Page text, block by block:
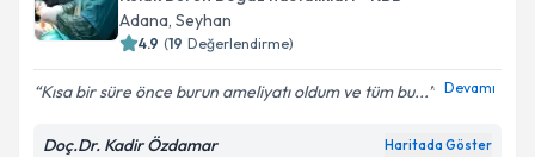
Adana, Seyhan
4.9 (19 Değerlendirme)
Kısa bir süre önce burun ameliyatı oldum ve tüm bu... Devamı
Doç.Dr. Kadir Özdamar Haritada Göster